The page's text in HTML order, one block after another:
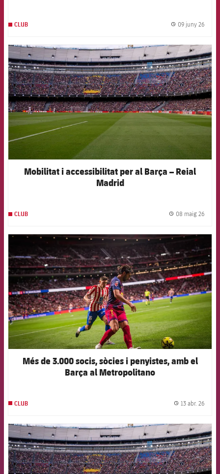
CLUB 09 juny 26
FCB Barcelona badge
Mobilitat i accessibilitat per al Barça – Reial
Madrid
CLUB 08 maig 26
FCB Barcelona badge
Més de 3.000 socis, sòcies i penyistes, amb el
Barça al Metropolitano
CLUB 13 abr. 26
FCB Barcelona badge